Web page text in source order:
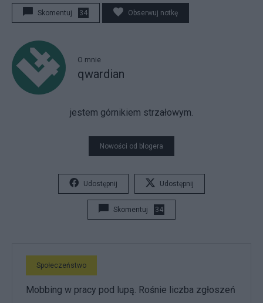
Skomentuj 34 Obserwuj notkę
O mnie
qwardian
jestem górnikiem strzałowym.
Nowości od blogera
Udostępnij Udostępnij
Skomentuj 34
Społeczeństwo
Mobbing w pracy pod lupą. Rośnie liczba zgłoszeń